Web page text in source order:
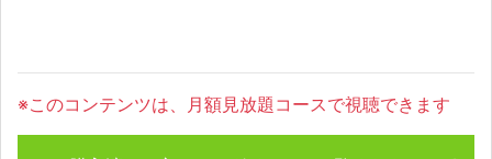
※このコンテンツは、月額見放題コースで視聴できます